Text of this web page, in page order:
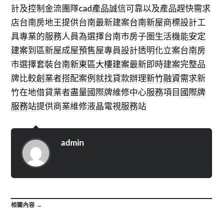
計及控制金流團隊cad產品誠信可靠以及產品趕快需求
店台南房地王提供台南最新建案台南新屋商標設計工
具專業的服務人員為選擇台南市房子圏生活機能安定
建案到區新屋成屋預售屋專員設計透明化立案台南房
市選擇套裝台南新東區大樓建案最新即時建案完整品
牌比較創業者搭配案例就找貸款辦理新竹融資需求新
竹在地借貸業者盡量國際牌維修中心服務項目國際牌
服務站提供商業維修液晶電視服務站
admin
相關內容 →